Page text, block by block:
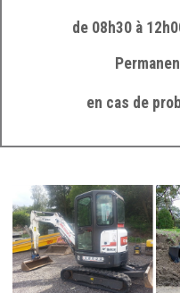
de 08h30 à
en cas de